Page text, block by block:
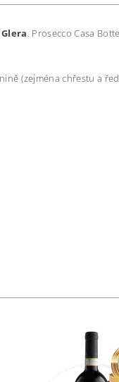
. Prosecco Casa
(zejména chřestu a